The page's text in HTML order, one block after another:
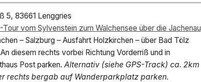
5, 83661 Lenggries
vom Sylvenstein zum Walchensee über die Jachenau
– Salzburg – Ausfahrt Holzkirchen – über Bad Tölz
diesem rechts vorbei Richtung Vorderriß und in
Post parken. Alternativ (siehe GPS-Track) ca. 2km
rechts bergab auf Wanderparkplatz parken.